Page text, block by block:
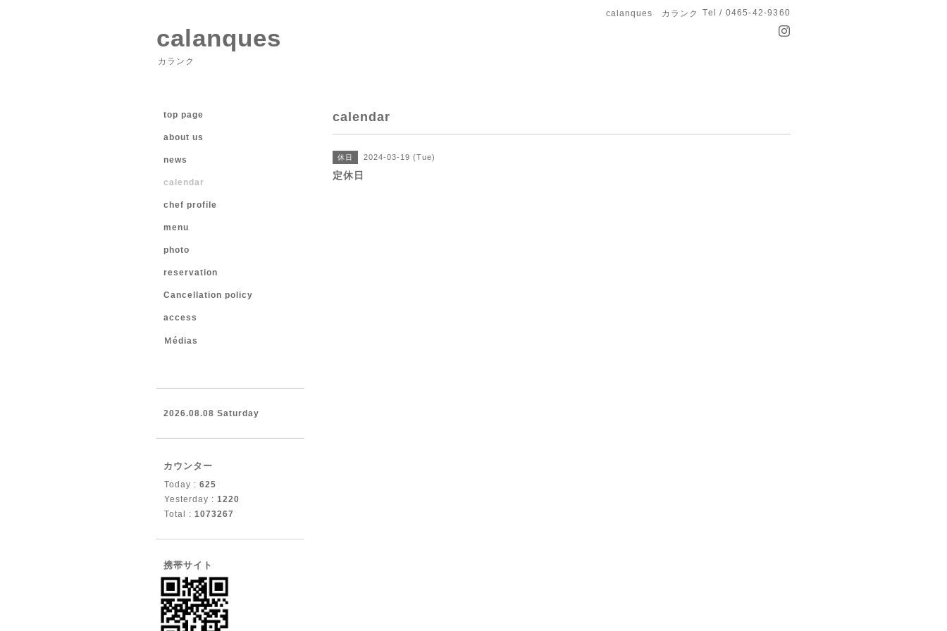
calanques カランク Tel / 0465-42-9360
calanques
カランク
calendar
休日 2024-03-19 (Tue)
定休日
top page
about us
news
calendar
chef profile
menu
photo
reservation
Cancellation policy
access
Ｍédias
2026.08.08 Saturday
カウンター
Today : 625
Yesterday : 1220
Total : 1073267
携帯サイト